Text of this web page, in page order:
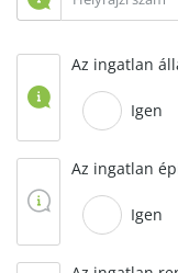
Az ingatlan
Igen
Az ingatlan
Igen